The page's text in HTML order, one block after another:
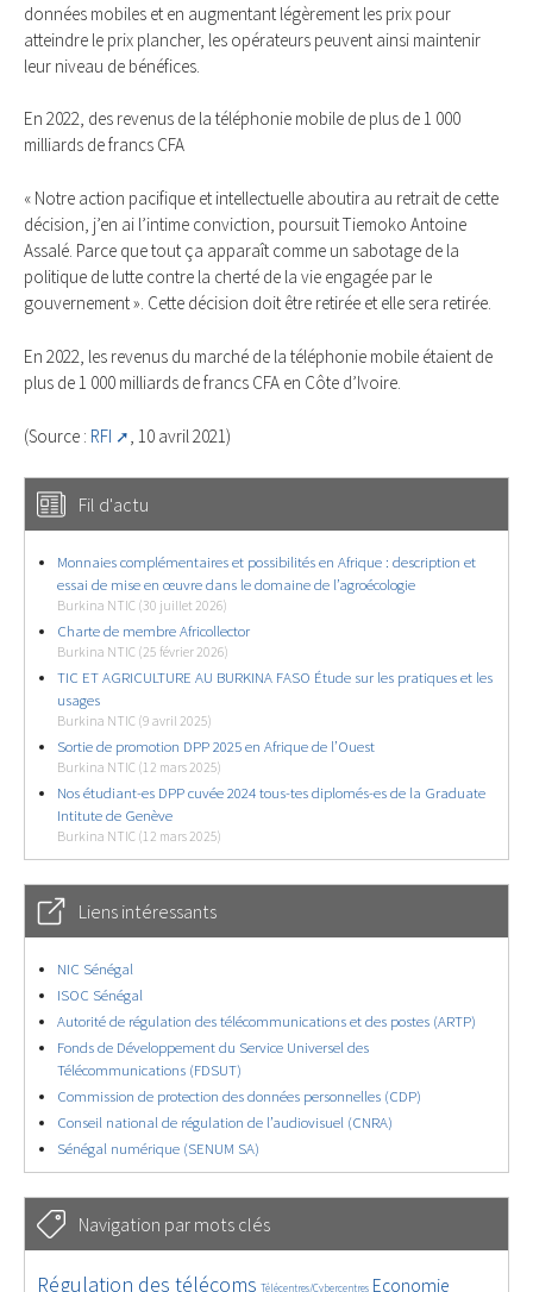
données mobiles et en augmentant légèrement les prix pour
atteindre le prix plancher, les opérateurs peuvent ainsi maintenir
leur niveau de bénéfices.
En 2022, des revenus de la téléphonie mobile de plus de 1 000
milliards de francs CFA
« Notre action pacifique et intellectuelle aboutira au retrait de cette
décision, j’en ai l’intime conviction, poursuit Tiemoko Antoine
Assalé. Parce que tout ça apparaît comme un sabotage de la
politique de lutte contre la cherté de la vie engagée par le
gouvernement ». Cette décision doit être retirée et elle sera retirée.
En 2022, les revenus du marché de la téléphonie mobile étaient de
plus de 1 000 milliards de francs CFA en Côte d’Ivoire.
(Source : RFI , 10 avril 2021)
Fil d'actu
Monnaies complémentaires et possibilités en Afrique : description et
essai de mise en œuvre dans le domaine de l’agroécologie
Burkina NTIC (30 juillet 2026)
Charte de membre Africollector
Burkina NTIC (25 février 2026)
TIC ET AGRICULTURE AU BURKINA FASO Étude sur les pratiques et les
usages
Burkina NTIC (9 avril 2025)
Sortie de promotion DPP 2025 en Afrique de l’Ouest
Burkina NTIC (12 mars 2025)
Nos étudiant-es DPP cuvée 2024 tous-tes diplomés-es de la Graduate
Intitute de Genève
Burkina NTIC (12 mars 2025)
Liens intéressants
NIC Sénégal
ISOC Sénégal
Autorité de régulation des télécommunications et des postes (ARTP)
Fonds de Développement du Service Universel des
Télécommunications (FDSUT)
Commission de protection des données personnelles (CDP)
Conseil national de régulation de l’audiovisuel (CNRA)
Sénégal numérique (SENUM SA)
Navigation par mots clés
4914/5891
Régulation des télécoms
355/5891 Télécentres/Cybercentres
3894/5891
Economie